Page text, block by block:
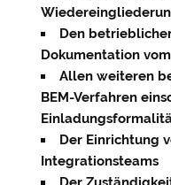
Den
Dokumentation
Allen weiteren
BEM-Verfahren
Der Einrichtung
Integrationsteams